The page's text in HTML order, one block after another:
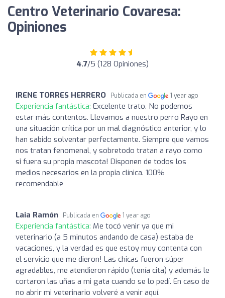
Centro Veterinario Covaresa:
Opiniones
4.7/5 (128 Opiniones)
IRENE TORRES HERRERO Publicada en 1 year ago
Experiencia fantástica: Excelente trato. No podemos
estar más contentos. Llevamos a nuestro perro Rayo en
una situación crítica por un mal diagnóstico anterior, y lo
han sabido solventar perfectamente. Siempre que vamos
nos tratan fenomenal, y sobretodo tratan a rayo como
si fuera su propia mascota! Disponen de todos los
medios necesarios en la propia clínica. 100%
recomendable
Laia Ramón Publicada en 1 year ago
Experiencia fantástica: Me tocó venir ya que mi
veterinario (a 5 minutos andando de casa) estaba de
vacaciones, y la verdad es que estoy muy contenta con
el servicio que me dieron! Las chicas fueron súper
agradables, me atendieron rápido (tenía cita) y además le
cortaron las uñas a mi gata cuando se lo pedí. En caso de
no abrir mi veterinario volveré a venir aquí.